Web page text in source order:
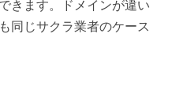
きます。ドメインが違い
も同じサクラ業者のケース